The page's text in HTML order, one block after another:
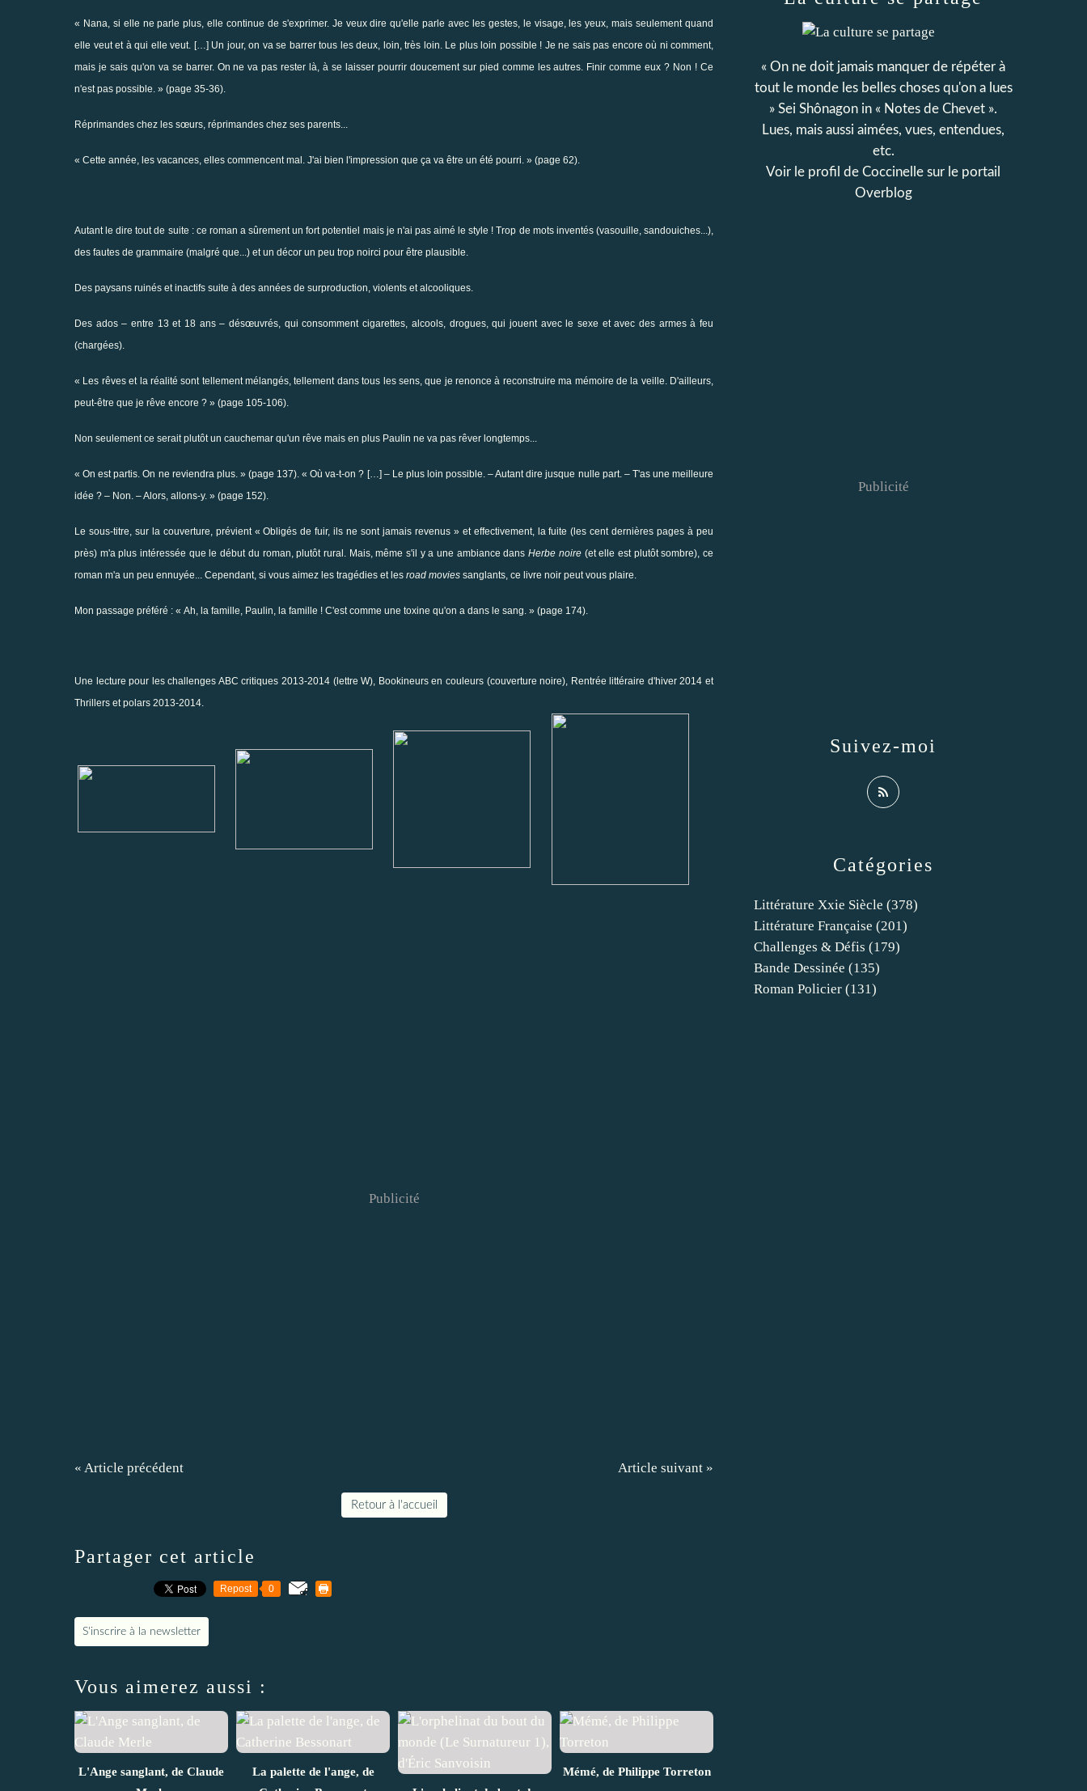
« Nana, si elle ne parle plus, elle continue de s'exprimer. Je veux dire qu'elle parle avec les gestes, le visage, les yeux, mais seulement quand
elle veut et à qui elle veut. […] Un jour, on va se barrer tous les deux, loin, très loin. Le plus loin possible ! Je ne sais pas encore où ni comment,
mais je sais qu'on va se barrer. On ne va pas rester là, à se laisser pourrir doucement sur pied comme les autres. Finir comme eux ? Non ! Ce
n'est pas possible. » (page 35-36).
Réprimandes chez les sœurs, réprimandes chez ses parents...
« Cette année, les vacances, elles commencent mal. J'ai bien l'impression que ça va être un été pourri. » (page 62).
Autant le dire tout de suite : ce roman a sûrement un fort potentiel mais je n'ai pas aimé le style ! Trop de mots inventés (vasouille, sandouiches...),
des fautes de grammaire (malgré que...) et un décor un peu trop noirci pour être plausible.
Des paysans ruinés et inactifs suite à des années de surproduction, violents et alcooliques.
Des ados – entre 13 et 18 ans – désœuvrés, qui consomment cigarettes, alcools, drogues, qui jouent avec le sexe et avec des armes à feu
(chargées).
« Les rêves et la réalité sont tellement mélangés, tellement dans tous les sens, que je renonce à reconstruire ma mémoire de la veille. D'ailleurs,
peut-être que je rêve encore ? » (page 105-106).
Non seulement ce serait plutôt un cauchemar qu'un rêve mais en plus Paulin ne va pas rêver longtemps...
« On est partis. On ne reviendra plus. » (page 137). « Où va-t-on ? […] – Le plus loin possible. – Autant dire jusque nulle part. – T'as une meilleure
idée ? – Non. – Alors, allons-y. » (page 152).
Le sous-titre, sur la couverture, prévient « Obligés de fuir, ils ne sont jamais revenus » et effectivement, la fuite (les cent dernières pages à peu
près) m'a plus intéressée que le début du roman, plutôt rural. Mais, même s'il y a une ambiance dansHerbe noire(et elle est plutôt sombre), ce
roman m'a un peu ennuyée... Cependant, si vous aimez les tragédies et les road movies sanglants, ce livre noir peut vous plaire.
Mon passage préféré : « Ah, la famille, Paulin, la famille ! C'est comme une toxine qu'on a dans le sang. » (page 174).
Une lecture pour les challenges ABC critiques 2013-2014 (lettre W), Bookineurs en couleurs (couverture noire), Rentrée littéraire d'hiver 2014 et
Thrillers et polars 2013-2014
Publicité
« Article précédent Article suivant »
Retour à l'accueil
Partager cet article
Repost 0
S'inscrire à la newsletter
Vous aimerez aussi :
L'Ange sanglant, de Claude
La palette de l'ange, de
Mémé, de Philippe Torreton
Catégories
Littérature Xxie Siècle (378)
Littérature Française (201)
Challenges & Défis (179)
Bande Dessinée (135)
Roman Policier (131)
« On ne doit jamais manquer de répéter à
tout le monde les belles choses qu'on a lues
» Sei Shônagon in « Notes de Chevet ».
Lues, mais aussi aimées, vues, entendues,
etc.
Voir le profil de Coccinelle sur le portail
Overblog
Suivez-moi
Publicité